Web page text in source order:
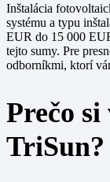
Inštalácia
systému a typu
EUR do 15 000
tejto sumy. Pre
odborníkmi, ktorí
Prečo
TriSun?